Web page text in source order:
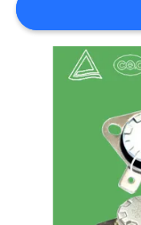
SITEMAP
PRIVACY